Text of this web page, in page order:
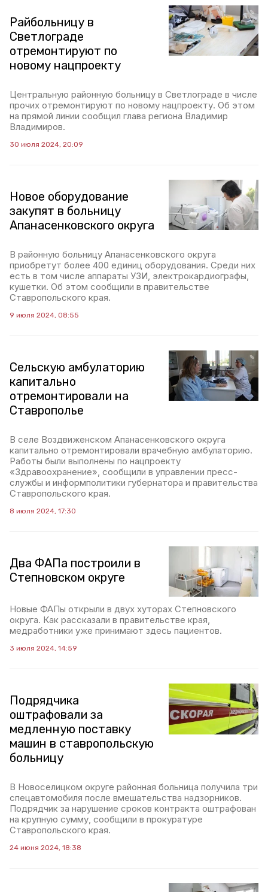
Райбольницу в
Светлограде
отремонтируют по
новому нацпроекту
Центральную районную больницу в Светлограде в числе
прочих отремонтируют по новому нацпроекту. Об этом
на прямой линии сообщил глава региона Владимир
Владимиров.
30 июля 2024, 20:09
Новое оборудование
закупят в больницу
Апанасенковского округа
В районную больницу Апанасенковского округа
приобретут более 400 единиц оборудования. Среди них
есть в том числе аппараты УЗИ, электрокардиографы,
кушетки. Об этом сообщили в правительстве
Ставропольского края.
9 июля 2024, 08:55
Сельскую амбулаторию
капитально
отремонтировали на
Ставрополье
В селе Воздвиженском Апанасенковского округа
капитально отремонтировали врачебную амбулаторию.
Работы были выполнены по нацпроекту
«Здравоохранение», сообщили в управлении пресс-
службы и информполитики губернатора и правительства
Ставропольского края.
8 июля 2024, 17:30
Два ФАПа построили в
Степновском округе
Новые ФАПы открыли в двух хуторах Степновского
округа. Как рассказали в правительстве края,
медработники уже принимают здесь пациентов.
3 июля 2024, 14:59
Подрядчика
оштрафовали за
медленную поставку
машин в ставропольскую
больницу
В Новоселицком округе районная больница получила три
спецавтомобиля после вмешательства надзорников.
Подрядчик за нарушение сроков контракта оштрафован
на крупную сумму, сообщили в прокуратуре
Ставропольского края.
24 июня 2024, 18:38